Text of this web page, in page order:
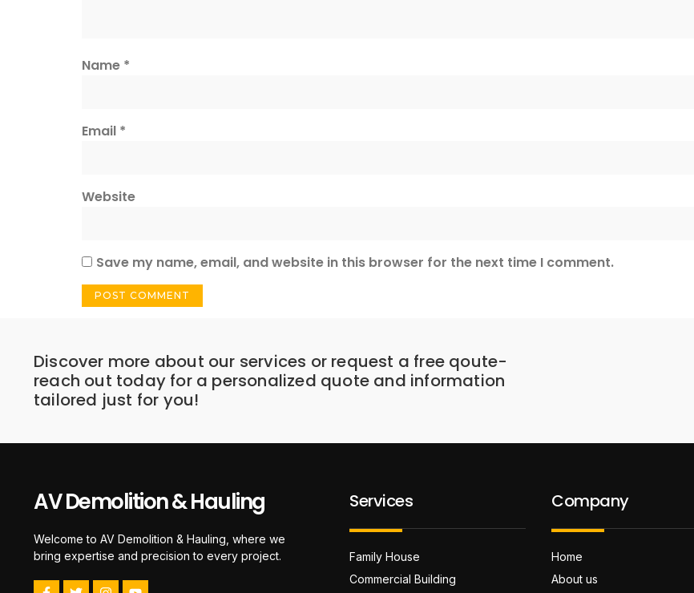
Name *
Email *
Website
Save my name, email, and website in this browser for the next time I comment.
Discover more about our services or request a free qoute-
reach out today for a personalized quote and information
tailored just for you!
AV Demolition & Hauling
Welcome to AV Demolition & Hauling, where we
bring expertise and precision to every project.
Services
Family House
Commercial Building
Company
Home
About us